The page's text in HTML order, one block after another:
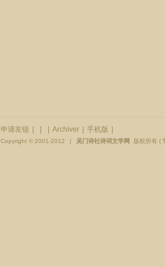
申请友链 Archiver 手机版
Copyright © 2001-2012 | 吴门诗社诗词文学网 版权所有 (